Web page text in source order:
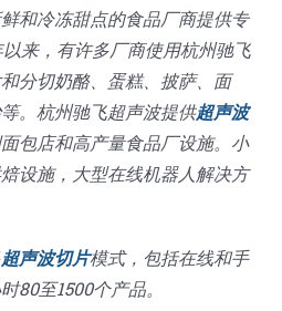
和冷冻甜点的食品厂商提供专
来，有许多厂商使用杭州驰飞
分切奶酪、蛋糕、披萨、面
。杭州驰飞超声波提供超声波
包店和高产量食品厂设施。小
设施，大型在线机器人解决方
超声波切片模式，包括在线和手
80至1500个产品。